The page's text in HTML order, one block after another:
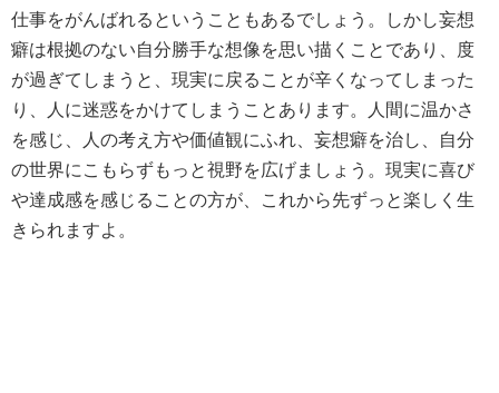
仕事をがんばれるということもあるでしょう。しかし妄想
癖は根拠のない自分勝手な想像を思い描くことであり、度
が過ぎてしまうと、現実に戻ることが辛くなってしまった
り、人に迷惑をかけてしまうことあります。人間に温かさ
を感じ、人の考え方や価値観にふれ、妄想癖を治し、自分
の世界にこもらずもっと視野を広げましょう。現実に喜び
や達成感を感じることの方が、これから先ずっと楽しく生
きられますよ。